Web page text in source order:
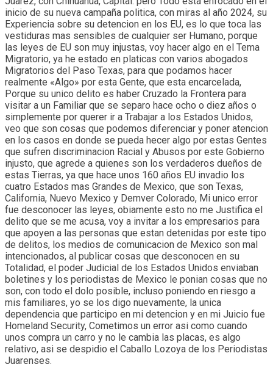
inicio de su nueva campaña politica, con miras al año 2024, su
Experiencia sobre su detencion en los EU, es lo que toca las
vestiduras mas sensibles de cualquier ser Humano, porque
las leyes de EU son muy injustas, voy hacer algo en el Tema
Migratorio, ya he estado en platicas con varios abogados
Migratorios del Paso Texas, para que podamos hacer
realmente «Algo» por esta Gente, que esta encarcelada,
Porque su unico delito es haber Cruzado la Frontera para
visitar a un Familiar que se separo hace ocho o diez años o
simplemente por querer ir a Trabajar a los Estados Unidos,
veo que son cosas que podemos diferenciar y poner atencion
en los casos en donde se pueda hecer algo por estas Gentes
que sufren discriminacion Racial y Abusos por este Gobierno
injusto, que agrede a quienes son los verdaderos dueños de
estas Tierras, ya que hace unos 160 años EU invadio los
cuatro Estados mas Grandes de Mexico, que son Texas,
California, Nuevo Mexico y Demver Colorado, Mi unico error
fue desconocer las leyes, obiamente esto no me Justifica el
delito que se me acusa, voy a invitar a los empresarios para
que apoyen a las personas que estan detenidas por este tipo
de delitos, los medios de comunicacion de Mexico son mal
intencionados, al publicar cosas que desconocen en su
Totalidad, el poder Judicial de los Estados Unidos enviaban
boletines y los periodistas de Mexico le ponian cosas que no
son, con todo el dolo posible, incluso poniendo en riesgo a
mis familiares, yo se los digo nuevamente, la unica
dependencia que participo en mi detencion y en mi Juicio fue
Homeland Security, Cometimos un error asi como cuando
unos compra un carro y no le cambia las placas, es algo
relativo, asi se despidio el Caballo Lozoya de los Periodistas
Juarenses.